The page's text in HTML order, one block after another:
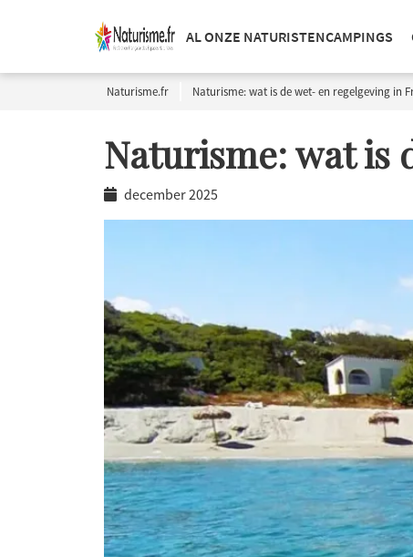
AL ONZE NATURISTENCAMPINGS
Naturisme.fr Naturisme: wat is de wet- en regelgeving in
Naturisme: wat is
december 2025